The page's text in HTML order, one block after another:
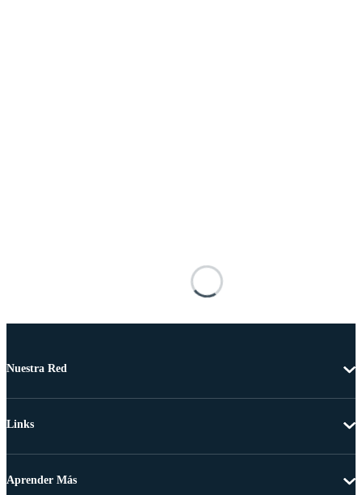
Nuestra Red
Links
Aprender Más